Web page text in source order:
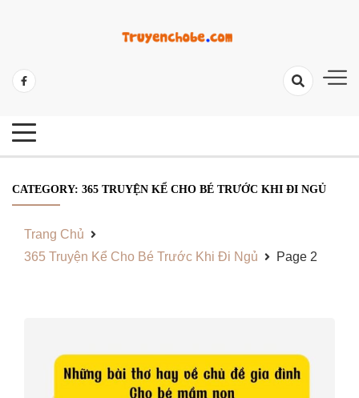
Những Câu Truyện Hay Cho Bé
CATEGORY: 365 TRUYỆN KỂ CHO BÉ TRƯỚC KHI ĐI NGỦ
Trang Chủ
365 Truyện Kể Cho Bé Trước Khi Đi Ngủ
Page 2